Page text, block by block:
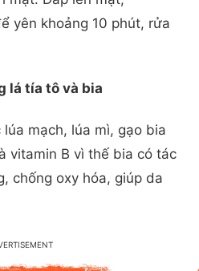
yên khoảng 10 phút, rửa
lá tía tô và bia
mạch, lúa mì, gạo bia
vitamin B vì thế bia có tác
chống oxy hóa, giúp da